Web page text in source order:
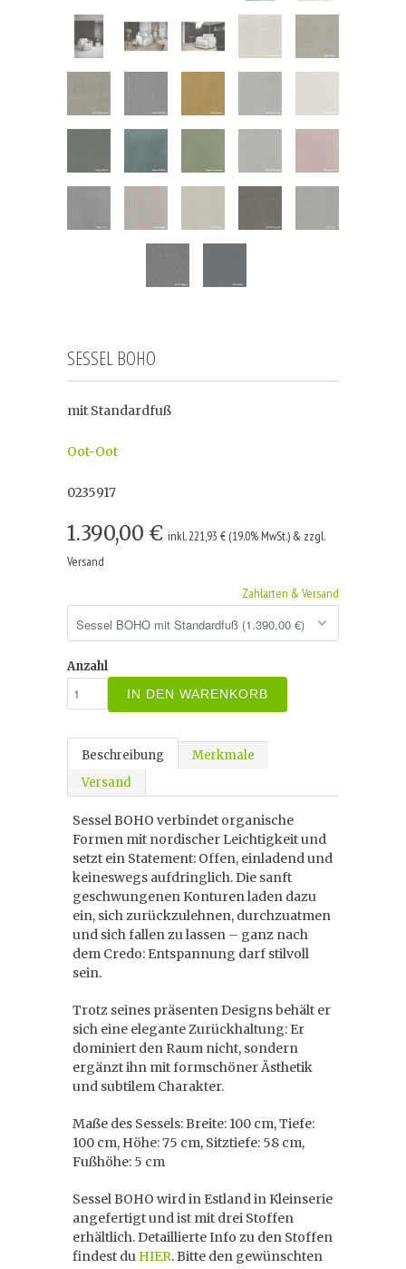
SESSEL BOHO
mit Standardfuß
Oot-Oot
0235917
1.390,00 € inkl. 221,93 € (19.0% MwSt.) & zzgl.
Versand
Zahlarten & Versand
Anzahl
IN DEN WARENKORB
Beschreibung
Merkmale
Versand
Sessel BOHO verbindet organische
Formen mit nordischer Leichtigkeit und
setzt ein Statement: Offen, einladend und
keineswegs aufdringlich. Die sanft
geschwungenen Konturen laden dazu
ein, sich zurückzulehnen, durchzuatmen
und sich fallen zu lassen – ganz nach
dem Credo: Entspannung darf stilvoll
sein.
Trotz seines präsenten Designs behält er
sich eine elegante Zurückhaltung: Er
dominiert den Raum nicht, sondern
ergänzt ihn mit formschöner Ästhetik
und subtilem Charakter.
Maße des Sessels: Breite: 100 cm, Tiefe:
100 cm, Höhe: 75 cm, Sitztiefe: 58 cm,
Fußhöhe: 5 cm
Sessel BOHO wird in Estland in Kleinserie
angefertigt und ist mit drei Stoffen
erhältlich. Detaillierte Info zu den Stoffen
findest du HIER. Bitte den gewünschten